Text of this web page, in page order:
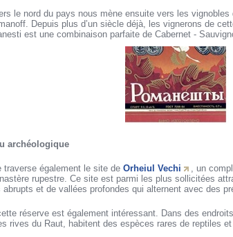
le nord du pays nous mène ensuite vers les
Depuis plus d’un siècle déjà, les vignerons de
est une combinaison parfaite de Cabernet -
archéologique
traverse également le site de Orheiul Vechi
, un
rupestre. Ce site est parmi les plus sollicitées
et de vallées profondes qui alternent avec des
réserve est également intéressant. Dans des
rives du Raut, habitent des espèces rares de reptiles et